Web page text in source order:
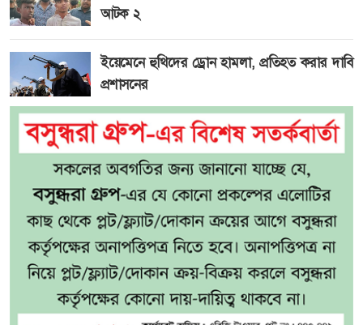
আটক ২
ইয়েমেনে হুথিদের ড্রোন হামলা, প্রতিহত করার দাবি
প্রশাসনের